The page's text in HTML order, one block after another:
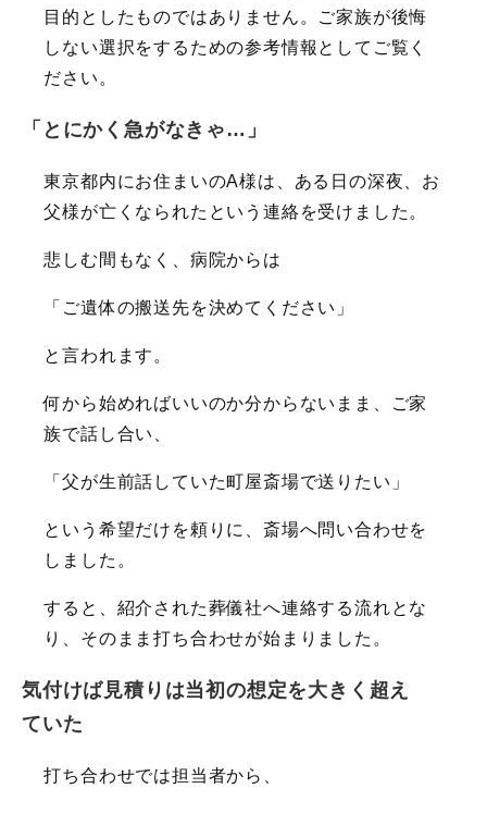
目的としたものではありません。ご家族が後悔
しない選択をするための参考情報としてご覧く
ださい。
「とにかく急がなきゃ…」
東京都内にお住まいのA様は、ある日の深夜、お
父様が亡くなられたという連絡を受けました。
悲しむ間もなく、病院からは
「ご遺体の搬送先を決めてください」
と言われます。
何から始めればいいのか分からないまま、ご家
族で話し合い、
「父が生前話していた町屋斎場で送りたい」
という希望だけを頼りに、斎場へ問い合わせを
しました。
すると、紹介された葬儀社へ連絡する流れとな
り、そのまま打ち合わせが始まりました。
気付けば見積りは当初の想定を大きく超え
ていた
打ち合わせでは担当者から、